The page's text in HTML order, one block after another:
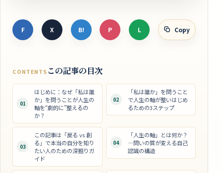
F X B! P L Copy
CONTENTS この記事の目次
01
はじめに：なぜ「私は誰
か」を問うことが人生の
軸を“劇的に”整えるの
か？
02
「私は誰か」を問うこと
で人生の軸が整いはじめ
るための3ステップ
03
この記事は「戻る vs 創
る」で本当の自分を知り
たい人のための深掘りガ
イド
04
「人生の軸」とは何か？
―問いの質が変える自己
認識の構造